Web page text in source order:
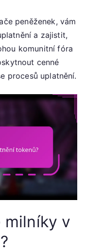
peněženek, vám
a zajistit,
komunitní fóra
cenné
procesů uplatnění.
milníky v